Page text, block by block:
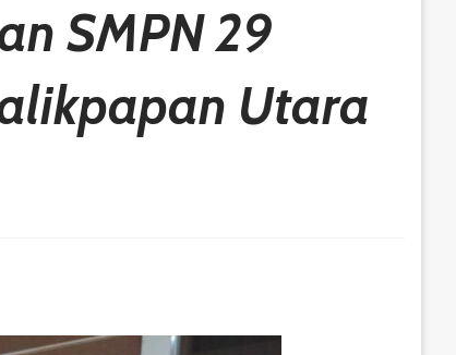
SMPN 29
Utara